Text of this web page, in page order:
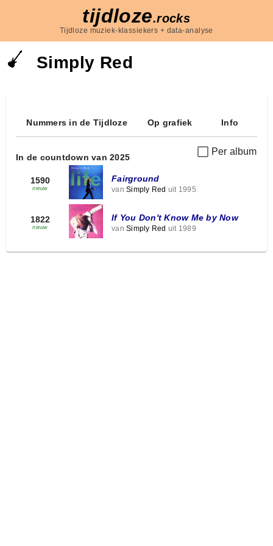
tijdloze.rocks
Tijdloze muziek-klassiekers + data-analyse
Simply Red
Nummers in de Tijdloze Op grafiek Info
Per album
In de countdown van 2025
1590
nieuw
Fairground
van Simply Red uit 1995
1822
nieuw
If You Don't Know Me by Now
van Simply Red uit 1989